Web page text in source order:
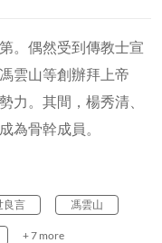
。偶然受到傳教士宣
雲山等創辦拜上帝
力。其間，楊秀清、
為骨幹成員。
良言 馮雲山
+ 7 more